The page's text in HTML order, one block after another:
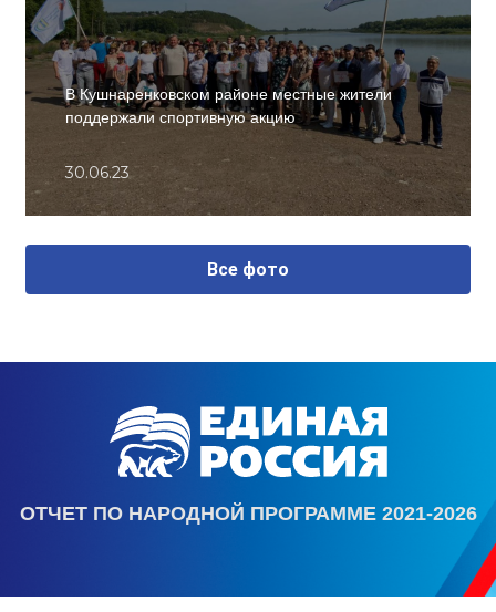
В Кушнаренковском районе местные жители
поддержали спортивную акцию
30.06.23
Все фото
ОТЧЕТ ПО НАРОДНОЙ ПРОГРАММЕ 2021-2026